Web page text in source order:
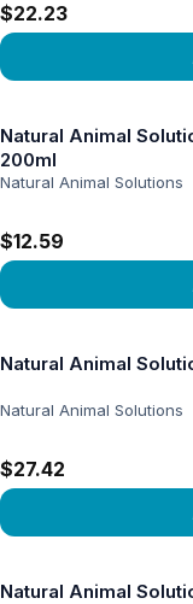
$22.23
Natural Animal
200ml
Natural Animal Solutions
$12.59
Natural Animal
Natural Animal Solutions
$27.42
Natural Animal